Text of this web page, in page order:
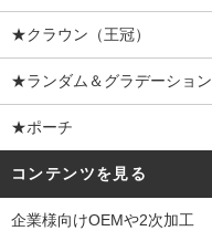
★クラウン（王冠）
★ランダム＆グラデーション
★ポーチ
コンテンツを見る
企業様向けOEMや2次加工